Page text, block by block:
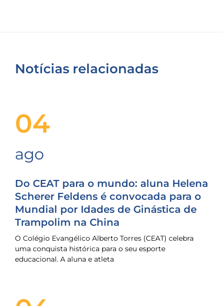
Notícias relacionadas
04
ago
Do CEAT para o mundo: aluna Helena
Scherer Feldens é convocada para o
Mundial por Idades de Ginástica de
Trampolim na China
O Colégio Evangélico Alberto Torres (CEAT) celebra
uma conquista histórica para o seu esporte
educacional. A aluna e atleta